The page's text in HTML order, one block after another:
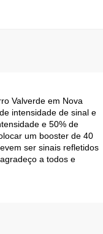
Valverde em Nova
intensidade de sinal e
e 50% de
um booster de 40
ser sinais refletidos
a todos e